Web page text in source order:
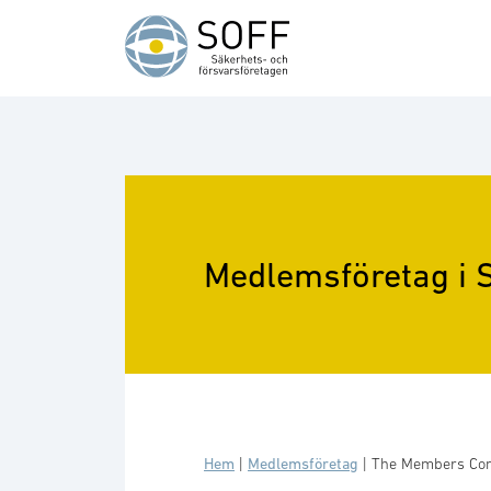
Hoppa till innehåll
Medlemsföretag i
Hem Medlemsföretag The Members